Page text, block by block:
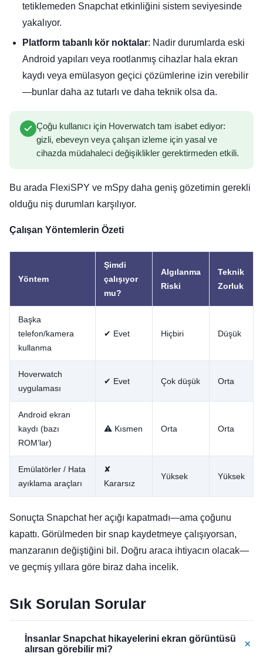
tetiklemeden Snapchat etkinliğini sistem seviyesinde
yakalıyor.
Platform tabanlı kör noktalar: Nadir durumlarda eski
Android yapıları veya rootlanmış cihazlar hala ekran
kaydı veya emülasyon geçici çözümlerine izin verebilir
—bunlar daha az tutarlı ve daha teknik olsa da.
Çoğu kullanıcı için Hoverwatch tam isabet ediyor:
gizli, ebeveyn veya çalışan izleme için yasal ve
cihazda müdahaleci değişiklikler gerektirmeden etkili.
Bu arada FlexiSPY ve mSpy daha geniş gözetimin gerekli
olduğu niş durumları karşılıyor.
Çalışan Yöntemlerin Özeti
Yöntem
Şimdi
çalışıyor
mu?
Algılanma
Riski
Teknik
Zorluk
Başka
telefon/kamera
kullanma
✔ Evet Hiçbiri Düşük
Hoverwatch
uygulaması
✔ Evet Çok düşük Orta
Android ekran
kaydı (bazı
ROM’lar)
⚠ Kısmen Orta Orta
Emülatörler / Hata
ayıklama araçları
✘
Kararsız
Yüksek Yüksek
Sonuçta Snapchat her açığı kapatmadı—ama çoğunu
kapattı. Görülmeden bir snap kaydetmeye çalışıyorsan,
manzaranın değiştiğini bil. Doğru araca ihtiyacın olacak—
ve geçmiş yıllara göre biraz daha incelik.
Sık Sorulan Sorular
İnsanlar Snapchat hikayelerini ekran görüntüsü
alırsan görebilir mi?
+